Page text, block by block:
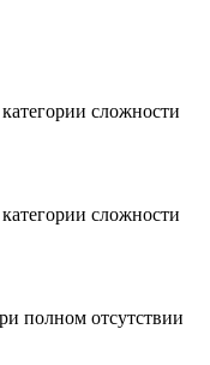
сложности
сложности
полном отсутствии